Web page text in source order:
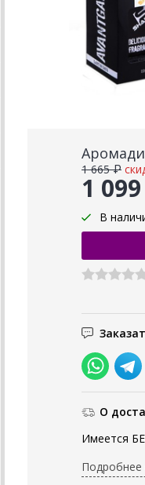
1
1 665 ₽
В
О
Имеется
Подробнее